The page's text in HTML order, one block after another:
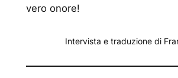
vero onore!
Intervista e traduzione di